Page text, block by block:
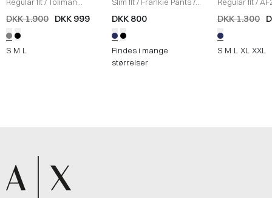
Bukser / LYS GRÅ
DKK 1.900 DKK 999
S M L
NAVY
DKK 800
Findes i mange
størrelser
Sweatshirt
DKK 1.300
S M L XL XXL